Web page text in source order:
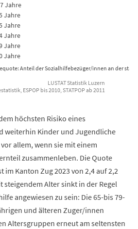
Anteil der Sozialhilfebezüger/innen an der
Jahre
Jahre
Jahre
Jahre
Jahre
Jahre
LUSTAT Statistik Luzern
ESPOP bis 2010, STATPOP ab 2011
höchsten Risiko eines
weiterhin Kinder und Jugendliche
allem, wenn sie mit einem
zusammenleben. Die Quote
im Kanton Zug 2023 von 2,4 auf 2,2
steigendem Alter sinkt in der Regel
angewiesen zu sein: Die 65-bis 79-
und älteren Zuger/innen
Altersgruppen erneut am seltensten